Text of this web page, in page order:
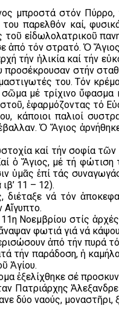
μπροστά στόν
παρελθόν καί,
εἰδωλολατρικοῦ
ἀπό τόν στρατό. Ὁ
τήν ἡλικία καί τήν
προσέκρουσαν στήν
του. Τόν
μέ τρίχινο ὕφασμα
ἐφαρμόζοντας τό
κάποιοι παλιοί
Ὁ Ἅγιος
καί τήν σοφία
ὁ Ἅγιος, μέ τή φώτιση
ὑμᾶς ἐπί τάς
11 – 12).
διέταξε νά τόν
Αἴγυπτο.
Νοεμβρίου στίς
ἄναψαν φωτιά γιά νά
ἀπό τήν
τήν παράδοση, ἡ
Ἁγίου.
ἐξελίχθηκε σέ
Πατριάρχης
δύο ναούς, μοναστῆρι,